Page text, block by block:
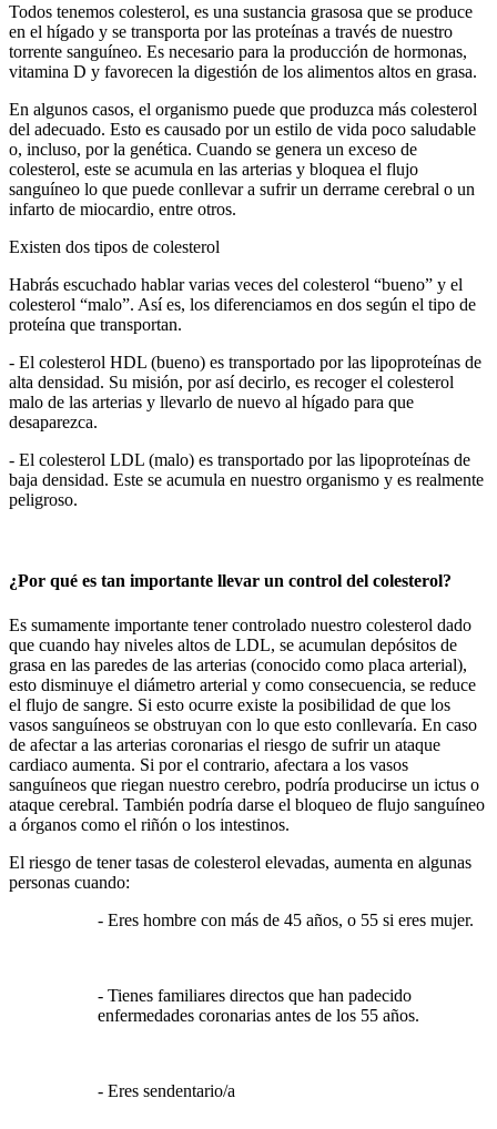
Todos tenemos colesterol, es una sustancia grasosa que se produce
en el hígado y se transporta por las proteínas a través de nuestro
torrente sanguíneo. Es necesario para la producción de hormonas,
vitamina D y favorecen la digestión de los alimentos altos en grasa.
En algunos casos, el organismo puede que produzca más colesterol
del adecuado. Esto es causado por un estilo de vida poco saludable
o, incluso, por la genética. Cuando se genera un exceso de
colesterol, este se acumula en las arterias y bloquea el flujo
sanguíneo lo que puede conllevar a sufrir un derrame cerebral o un
infarto de miocardio, entre otros.
Existen dos tipos de colesterol
Habrás escuchado hablar varias veces del colesterol “bueno” y el
colesterol “malo”. Así es, los diferenciamos en dos según el tipo de
proteína que transportan.
- El colesterol HDL (bueno) es transportado por las lipoproteínas de
alta densidad. Su misión, por así decirlo, es recoger el colesterol
malo de las arterias y llevarlo de nuevo al hígado para que
desaparezca.
- El colesterol LDL (malo) es transportado por las lipoproteínas de
baja densidad. Este se acumula en nuestro organismo y es realmente
peligroso.
¿Por qué es tan importante llevar un control del colesterol?
Es sumamente importante tener controlado nuestro colesterol dado
que cuando hay niveles altos de LDL, se acumulan depósitos de
grasa en las paredes de las arterias (conocido como placa arterial),
esto disminuye el diámetro arterial y como consecuencia, se reduce
el flujo de sangre. Si esto ocurre existe la posibilidad de que los
vasos sanguíneos se obstruyan con lo que esto conllevaría. En caso
de afectar a las arterias coronarias el riesgo de sufrir un ataque
cardiaco aumenta. Si por el contrario, afectara a los vasos
sanguíneos que riegan nuestro cerebro, podría producirse un ictus o
ataque cerebral. También podría darse el bloqueo de flujo sanguíneo
a órganos como el riñón o los intestinos.
El riesgo de tener tasas de colesterol elevadas, aumenta en algunas
personas cuando:
- Eres hombre con más de 45 años, o 55 si eres mujer.
- Tienes familiares directos que han padecido
enfermedades coronarias antes de los 55 años.
- Eres sendentario/a